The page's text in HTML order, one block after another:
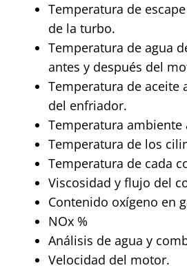
Temperatura de
de la turbo.
Temperatura de agua
antes y después del
Temperatura de aceite
del enfriador.
Temperatura ambiente
Temperatura de los
Temperatura de cada
Viscosidad y flujo del
Contenido oxígeno en
NOx %
Análisis de agua y
Velocidad del motor.